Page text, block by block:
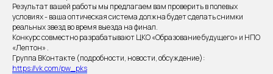
Результат вашей работы мы предлагаем вам проверить в полевых
условиях - ваша оптическая система должна будет сделать снимки
реальных звезд во время выезда на финал.
Конкурс совместно разрабатывают ЦКО «Образование будущего» и НПО
«Лептон» .
Группа ВКонтакте (подробности, новости, обсуждение):
https://vk.com/pw_pks